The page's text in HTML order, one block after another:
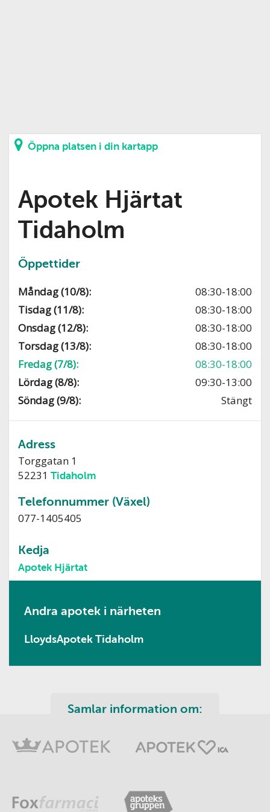
Öppna platsen i din kartapp
Apotek Hjärtat
Tidaholm
Öppettider
Måndag (10/8):
08:30-18:00
Tisdag (11/8):
08:30-18:00
Onsdag (12/8):
08:30-18:00
Torsdag (13/8):
08:30-18:00
Fredag (7/8):
08:30-18:00
Lördag (8/8):
09:30-13:00
Söndag (9/8):
Stängt
Adress
Torggatan 1
52231Tidaholm
Telefonnummer (Växel)
077-1405405
Kedja
Apotek Hjärtat
Andra apotek i närheten
LloydsApotek Tidaholm
Samlar information om: